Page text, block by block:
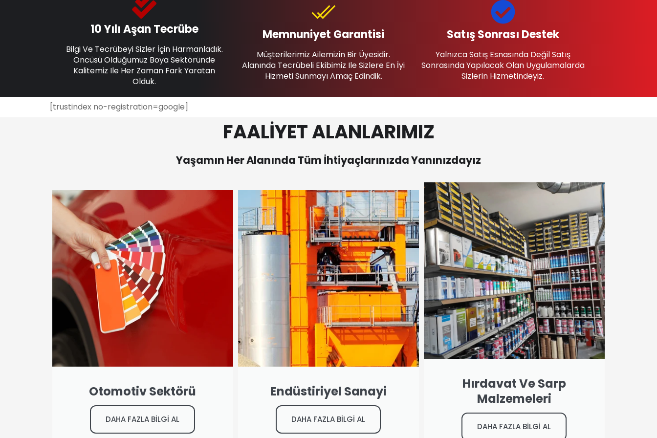
10 Yılı Aşan Tecrübe
Bilgi Ve Tecrübeyi Sizler İçin Harmanladık.
Öncüsü Olduğumuz Boya Sektöründe
Kalitemiz Ile Her Zaman Fark Yaratan
Olduk.
Memnuniyet Garantisi
Müşterilerimiz Ailemizin Bir Üyesidir.
Alanında Tecrübeli Ekibimiz Ile Sizlere En İyi
Hizmeti Sunmayı Amaç Edindik.
Satış Sonrası Destek
Yalnızca Satış Esnasında Değil Satış
Sonrasında Yapılacak Olan Uygulamalarda
Sizlerin Hizmetindeyiz.
[trustindex no-registration=google]
FAALİYET ALANLARIMIZ
Yaşamın Her Alanında Tüm İhtiyaçlarınızda Yanınızdayız
Otomotiv Sektörü
DAHA FAZLA BİLGİ AL
Endüstiriyel Sanayi
DAHA FAZLA BİLGİ AL
Hırdavat Ve Sarp
Malzemeleri
DAHA FAZLA BİLGİ AL